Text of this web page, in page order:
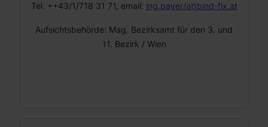
Tel. ++43/1/718 31 71, email: ing.payer/at\bind-fix.at
Aufsichtsbehörde: Mag. Bezirksamt für den 3. und
11. Bezirk / Wien